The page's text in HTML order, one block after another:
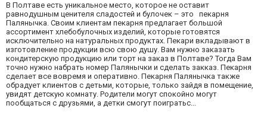
В Полтаве есть уникальное место, которое не оставит
равнодушным ценителя сладостей и булочек – это пекарня
Палянычка. Своим клиентам пекарня предлагает большой
ассортимент хлебобулочных изделий, которые готовятся
исключительно на натуральных продуктах. Пекари вкладывают в
изготовление продукции всю свою душу. Вам нужно заказать
кондитерскую продукцию или торт на заказ в Полтаве? Тогда Вам
точно нужно набрать номер Палянычки и сделать закказ. Пекарня
сделает все вовремя и оперативно. Пекарня Палянычка также
обрадует клиентов с детьми, которые, только зайдя в помещение,
увидят детскую комнату. Родители могут спокойно могут
пообщаться с друзьями, а детки смогут поигратьс...